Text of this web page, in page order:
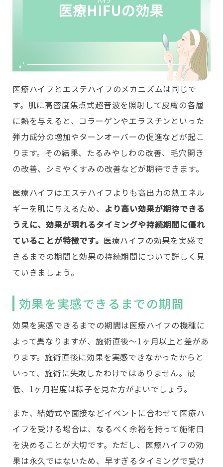
医療ハイフとエステハイフのメカニズムは同じで
す。肌に高密度焦点式超音波を照射して皮膚の各層
に熱を与えると、コラーゲンやエラスチンといった
弾力成分の増加やターンオーバーの促進などが起こ
ります。その結果、たるみやしわの改善、毛穴開き
の改善、シミやくすみの改善などが期待できます。
医療ハイフはエステハイフよりも高出力の熱エネル
ギーを肌に与えるため、 より高い効果が期待できる
うえに、効果が現れるタイミングや持続期間に優れ
ていることが特徴です。 医療ハイフの効果を実感で
きるまでの期間と効果の持続期間について詳しく見
ていきましょう。
効果を実感できるまでの期間
効果を実感できるまでの期間は医療ハイフの機種に
よって異なりますが、施術直後～1ヶ月以上と差があ
ります。施術直後に効果を実感できなかったからと
いって、施術に失敗したわけではありません。最
低、1ヶ月程度は様子を見た方がよいでしょう。
また、結婚式や面接などイベントに合わせて医療ハ
イフを受ける場合は、なるべく余裕を持って施術日
を決めることが大切です。ただし、医療ハイフの効
果は永久ではないため、早すぎるタイミングで受け